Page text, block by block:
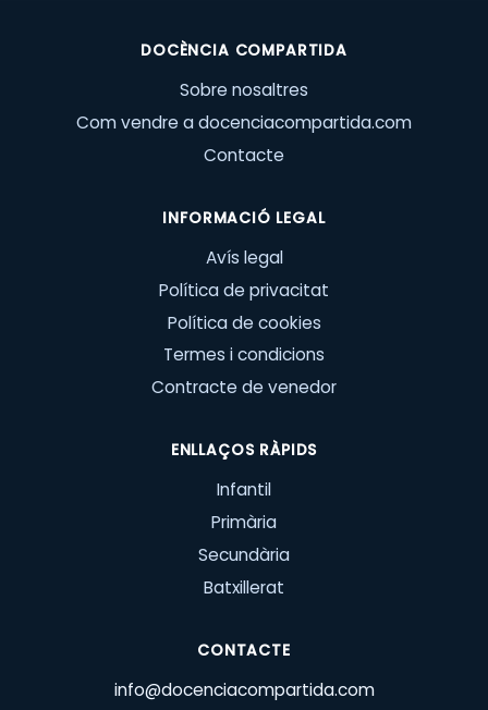
DOCÈNCIA COMPARTIDA
Sobre nosaltres
Com vendre a docenciacompartida.com
Contacte
INFORMACIÓ LEGAL
Avís legal
Política de privacitat
Política de cookies
Termes i condicions
Contracte de venedor
ENLLAÇOS RÀPIDS
Infantil
Primària
Secundària
Batxillerat
CONTACTE
info@docenciacompartida.com